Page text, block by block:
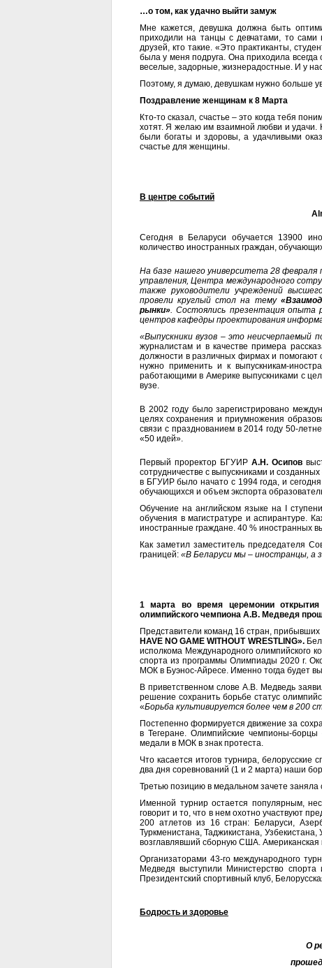
…о том, как удачно выйти замуж
Мне кажется, девушка должна быть
приходили на танцы с девчатами, то
друзей, кто такие. «Это практиканты,
была у меня подруга. Она приходила
веселые, задорные, жизнерадостные. И у
Поэтому, я думаю, девушкам нужно больше
Поздравление женщинам к 8 Марта
Кто-то сказал, счастье – это когда тебя
хотят. Я желаю им взаимной любви и удачи.
были богаты и здоровы, а удачливыми
счастье для женщины.
В центре событий
Cегодня в Беларуси обучается 13900
количество иностранных граждан,
На базе нашего университета 28 февраля
управления, Центра международного
также руководители учреждений
провели круглый стол на тему
рынки». Состоялись презентация опыта
центров кафедры проектирования
«Выпускники вузов –это неисчерпаемый
журналистам и в качестве примера
должности в различных фирмах и помогают
нужно применить и к выпускникам-
работающими в Америке выпускниками с
вузе.
В 2002 году было зарегистрировано
целях сохранения и приумножения
связи с празднованием в 2014 году 50-
«50 идей».
Первый проректор БГУИР А.Н. Осипов
сотрудничестве с выпускниками и
в БГУИР было начато с 1994 года, и
обучающихся и объем экспорта
Обучение на английском языке на I
обучения в магистратуре и аспирантуре.
иностранные граждане. 40 % иностранных
Как заметил заместитель председателя
границей: «В Беларуси мы – иностранцы, а
1 марта во время церемонии открытия
олимпийского чемпиона А.В. Медведя
Представители команд 16 стран,
HAVE NO GAME WITHOUT WRESTLING».
исполкома Международного олимпийского
спорта из программы Олимпиады 2020 г.
МОК в Буэнос-Айресе. Именно тогда будет
В приветственном слове А.В. Медведь
решение сохранить борьбе статус
«Борьба культивируется более чем в 200
Постепенно формируется движение за
в Тегеране. Олимпийские чемпионы-
медали в МОК в знак протеста.
Что касается итогов турнира,
два дня соревнований (1 и 2 марта) наши
Третью позицию в медальном зачете
Именной турнир остается популярным,
говорит и то, что в нем охотно участвуют
200 атлетов из 16 стран: Беларуси,
Туркменистана, Таджикистана,
возглавлявший сборную США.
Организаторами 43-го международного
Медведя выступили Министерство
Президентский спортивный клуб,
Бодрость и здоровье
О